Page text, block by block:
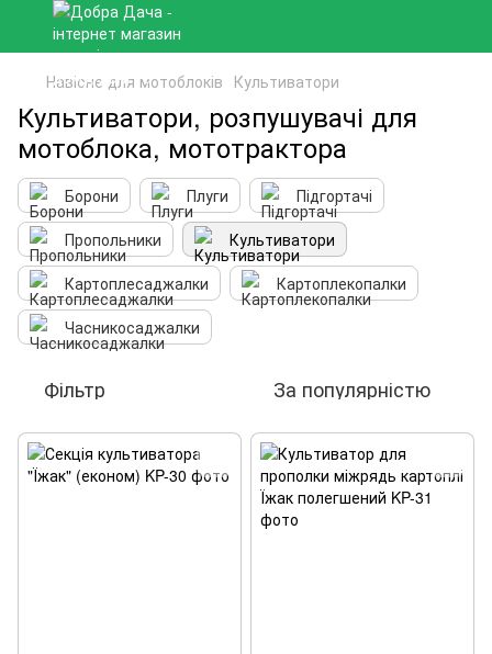
Навісне для мотоблоків Культиватори
Культиватори, розпушувачі для
мотоблока, мототрактора
Борони Плуги
Підгортачі
Пропольники
Культиватори
Картоплесаджалки
Картоплекопалки
Часникосаджалки
Фільтр За популярністю